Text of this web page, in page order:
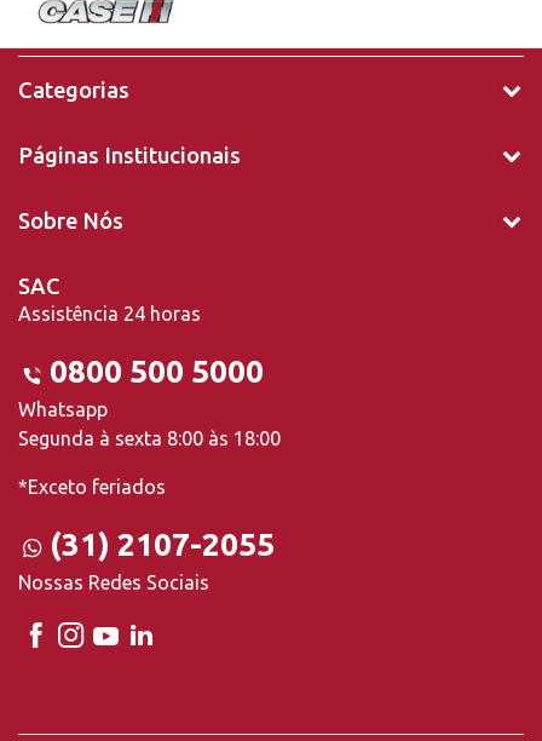
Categorias
Páginas Institucionais
Sobre Nós
SAC
Assistência 24 horas
0800 500 5000
Whatsapp
Segunda à sexta 8:00 às 18:00
*Exceto feriados
(31) 2107-2055
Nossas Redes Sociais